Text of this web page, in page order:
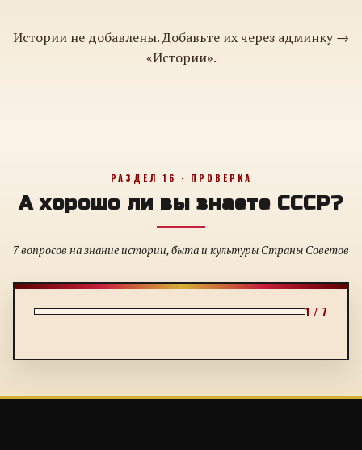
Истории не добавлены. Добавьте их через админку →
«Истории».
РАЗДЕЛ 16 · ПРОВЕРКА
А хорошо ли вы знаете СССР?
7 вопросов на знание истории, быта и культуры Страны Советов
1 / 7